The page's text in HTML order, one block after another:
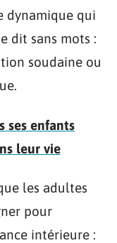
dynamique qui
dit sans mots :
soudaine ou
ses enfants
leur vie
les adultes
pour
intérieure :